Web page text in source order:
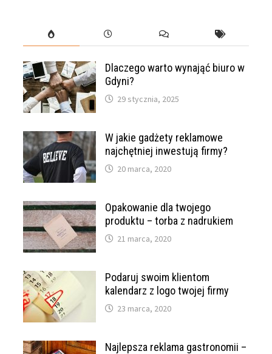
Dlaczego warto wynająć biuro w
Gdyni?
29 stycznia, 2025
W jakie gadżety reklamowe
najchętniej inwestują firmy?
20 marca, 2020
Opakowanie dla twojego
produktu – torba z nadrukiem
21 marca, 2020
Podaruj swoim klientom
kalendarz z logo twojej firmy
23 marca, 2020
Najlepsza reklama gastronomii –